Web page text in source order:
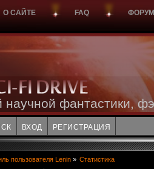
О САЙТЕ FAQ ФОРУМ
научной фантастики,
ВХОД РЕГИСТРАЦИЯ
пользователя Lenin» Статистика